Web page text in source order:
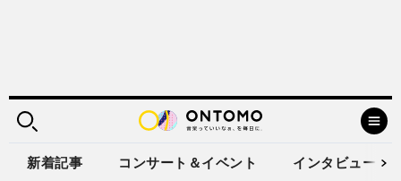
新着記事 コンサート＆イベント インタビュー